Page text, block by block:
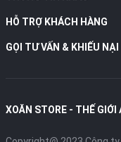
2.000 nits đảm bảo khả
dụng ngoài trời.
HỖ TRỢ KHÁCH HÀNG
GỌI TƯ VẤN & KHIẾU NẠI
XOĂN STORE - THẾ GIỚI